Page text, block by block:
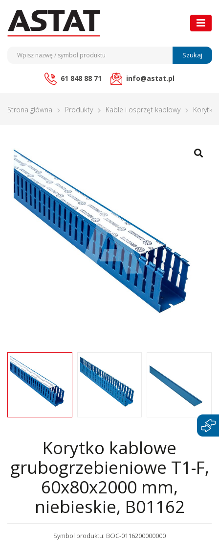
Szukaj
61 848 88 71 info@astat.pl
Strona główna Produkty Kable i osprzęt kablowy
Korytko kablowe
grubogrzebieniowe T1-F,
60x80x2000 mm,
niebieskie, B01162
Symbol produktu: BOC-0116200000000